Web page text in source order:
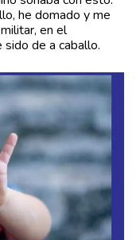
he domado y me
en el
de a caballo.